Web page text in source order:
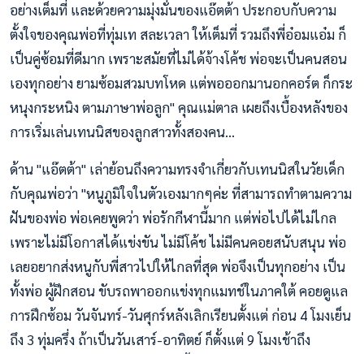
อย่างเต็มที่ และด้วยความมุ่งมั่นของแอ๊ตต้า ประกอบกับความ
ตั้งใจของคุณพ่อที่ทุ่มเท สละเวลา ให้เต็มที่ รวมถึงพี่อ๋อมแอ๋ม ก็
เป็นคู่ซ้อมที่ดีมาก เพราะสมัยที่ไม่ได้จ้างโค้ช พ่อจะเป็นคนสอน
เองทุกอย่าง ยามซ้อมสวมบทโหด แต่พอออกมานอกคอร์ต ก็กระ
หนุงกระหนิง ตามภาษาพ่อลูก" คุณแม่ตาล เผยถึงเบื้องหลังของ
การเริ่มเล่นเทนนิสของลูกสาวทั้งสองคน...
ด้าน "แอ๊ตต้า" เล่าย้อนถึงความทรงจำเกี่ยวกับเทนนิสในวัยเด็ก
กับคุณพ่อว่า "หนูภูมิใจในตัวเองมากๆค่ะ ที่สามารถทำตามความ
ฝันของพ่อ พ่อเคยพูดว่า พ่อรักกีฬานี้มาก แต่พ่อไปได้ไม่ไกล
เพราะไม่มีโอกาสได้แข่งขัน ไม่มีโค้ช ไม่มีคนคอยสนับสนุน พ่อ
เลยอยากส่งหนูกับพี่สาวไปให้ไกลที่สุด พ่อจึงเป็นทุกอย่าง เป็น
ทั้งพ่อ ผู้ฝึกสอน ขับรถพาออกแข่งทุกแมทช์ในภาคใต้ คอยดูแล
การฝึกซ้อม วันจันทร์-วันศุกร์หลังเลิกเรียนตั้งแต่ ก่อน 4 โมงเย็น
ถึง 3 ทุ่มครึ่ง ถ้าเป็นวันเสาร์-อาทิตย์ ก็ตั้งแต่ 9 โมงเช้าถึง